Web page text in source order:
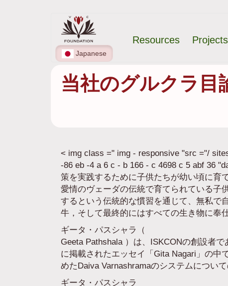
Japanese
メ
イ
ン
ナ
ー
シ
ョ
ン
Resources Projects
当社のグルクラ目
< img class =" img - responsive "src ="/
-86 eb -4 a 6 c - b 166 - c 4698 c 5 abf 36
策を実践するために子供たちが幼い頃に育
愛情のヴェーダの伝統で育てられている子
するという伝統的な慣習を通じて、無私で
牛，そして最終的にはすべての生き物に奉
ギータ・パスシャラ（
Geeta Pathshala ）は、ISKCONの創設者
に掲載されたエッセイ「Gita Nagari」の中
めたDaiva Varnashramaのシステムについ
ギータ・パスシャラ